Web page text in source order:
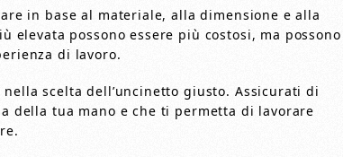
in base al materiale, alla dimensione e alla
possono essere più costosi, ma possono
di lavoro.
scelta dell’uncinetto giusto. Assicurati di
della tua mano e che ti permetta di lavorare